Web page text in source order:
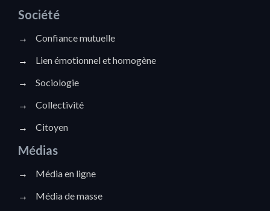
Société
→
Confiance mutuelle
→
Lien émotionnel et homogène
→
Sociologie
→
Collectivité
→
Citoyen
Médias
→
Média en ligne
→
Média de masse